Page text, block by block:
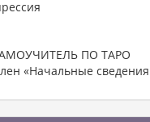
ПО ТАРО
«Начальные